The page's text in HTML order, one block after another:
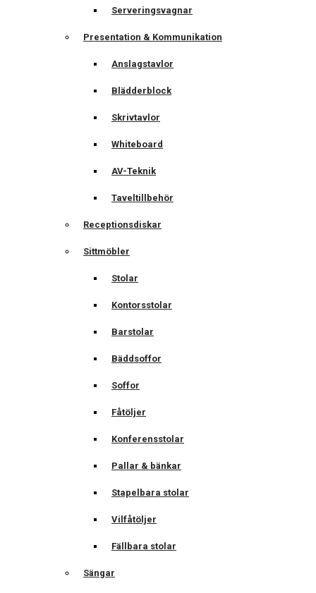
Serveringsvagnar
Presentation & Kommunikation
Anslagstavlor
Blädderblock
Skrivtavlor
Whiteboard
AV-Teknik
Taveltillbehör
Receptionsdiskar
Sittmöbler
Stolar
Kontorsstolar
Barstolar
Bäddsoffor
Soffor
Fåtöljer
Konferensstolar
Pallar & bänkar
Stapelbara stolar
Vilfåtöljer
Fällbara stolar
Sängar